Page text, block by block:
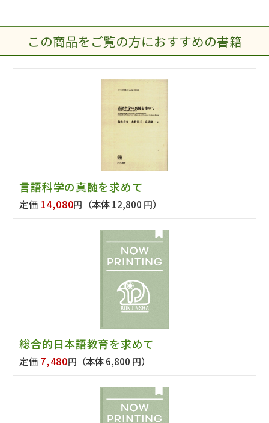
この商品をご覧の方におすすめの書籍
言語科学の真髄を求めて
定価 14,080円 （本体 12,800 円）
総合的日本語教育を求めて
定価 7,480円 （本体 6,800 円）